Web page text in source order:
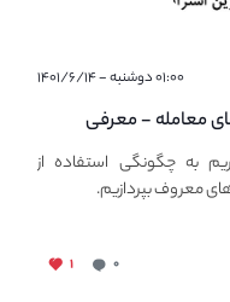
۰۱:۰۰ دوشنبه - ۱۴۰۱/۶/۱۴
معامله - معرفی
به چگونگی استفاده از
های معروف بپردازیم.
۰ ۱